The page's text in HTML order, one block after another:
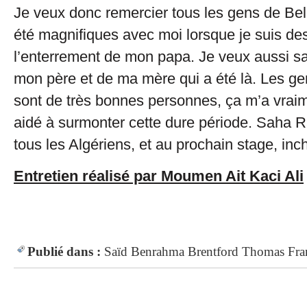
Je veux donc remercier tous les gens de
été magnifiques avec moi lorsque je suis
l’enterrement de mon papa. Je veux aussi
mon père et de ma mère qui a été là. Les
sont de très bonnes personnes, ça m’a
aidé à surmonter cette dure période. Saha
tous les Algériens, et au prochain stage,
Entretien réalisé par Moumen Ait Kaci Ali
Publié dans : Saïd Benrahma Brentford Thomas